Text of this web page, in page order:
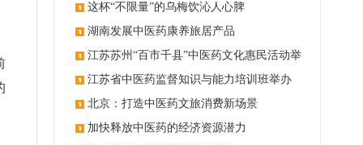
这杯“不限量”的乌梅饮沁人心脾
湖南发展中医药康养旅居产品
江苏苏州“百市千县”中医药文化惠民活动举
办 江苏省中医药监督知识与能力培训班举办
北京：打造中医药文旅消费新场景
加快释放中医药的经济资源潜力